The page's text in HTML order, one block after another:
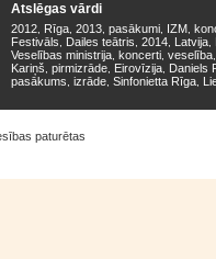
Atslēgas vārdi
2012 Rīga 2013 pasākumi IZM
Festivāls
Dailes teātris 2014 Latvija
Veselības ministrija koncerti veselība
Kariņš pirmizrāde Eirovīzija Daniels
pasākums izrāde Sinfonietta Rīga
paturētas